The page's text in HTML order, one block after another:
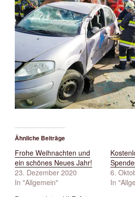
Ähnliche Beiträge
Frohe Weihnachten und
ein schönes Neues Jahr!
23. Dezember 2020
In "Allgemein"
6.
In